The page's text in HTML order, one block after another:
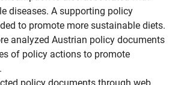
diseases. A supporting policy
to promote more sustainable diets.
analyzed Austrian policy documents
of policy actions to promote